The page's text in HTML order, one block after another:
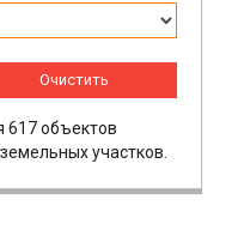
Очистить
617 объектов
участков.